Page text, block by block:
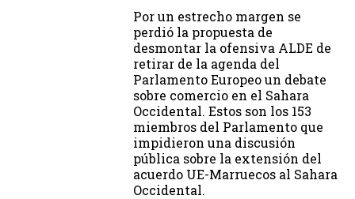
Por un estrecho margen se
perdió la propuesta de
desmontar la ofensiva ALDE de
retirar de la agenda del
Parlamento Europeo un debate
sobre comercio en el Sahara
Occidental. Estos son los 153
miembros del Parlamento que
impidieron una discusión
pública sobre la extensión del
acuerdo UE-Marruecos al Sahara
Occidental.